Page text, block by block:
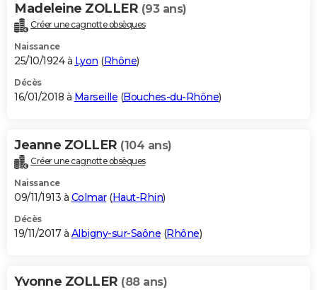
Madeleine ZOLLER (93 ans)
Créer une cagnotte obsèques
Naissance
25/10/1924 à Lyon (Rhône)
Décès
16/01/2018 à Marseille (Bouches-du-Rhône)
Jeanne ZOLLER (104 ans)
Créer une cagnotte obsèques
Naissance
09/11/1913 à Colmar(Haut-Rhin)
Décès
19/11/2017 à Albigny-sur-Saône (Rhône)
Yvonne ZOLLER (88 ans)